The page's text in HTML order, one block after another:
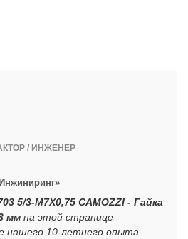
/ ИНЖЕНЕР
5/3-M7X0,75 CAMOZZI - Гайка
мм на этой странице
нашего 10-летнего опыта